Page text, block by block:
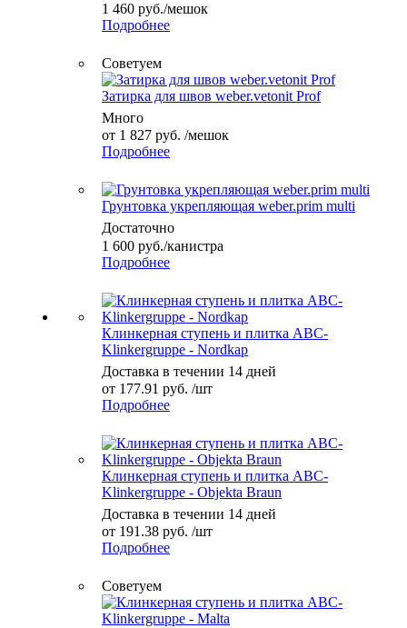
1 460 руб./мешок
Подробнее
Советуем
Затирка для швов weber.vetonit Prof
Много
от 1 827 руб. /мешок
Подробнее
Грунтовка укрепляющая weber.prim multi
Достаточно
1 600 руб./канистра
Подробнее
Клинкерная ступень и плитка ABC-
Klinkergruppe - Nordkap
Доставка в течении 14 дней
от 177.91 руб. /шт
Подробнее
Клинкерная ступень и плитка ABC-
Klinkergruppe - Objekta Braun
Доставка в течении 14 дней
от 191.38 руб. /шт
Подробнее
Советуем